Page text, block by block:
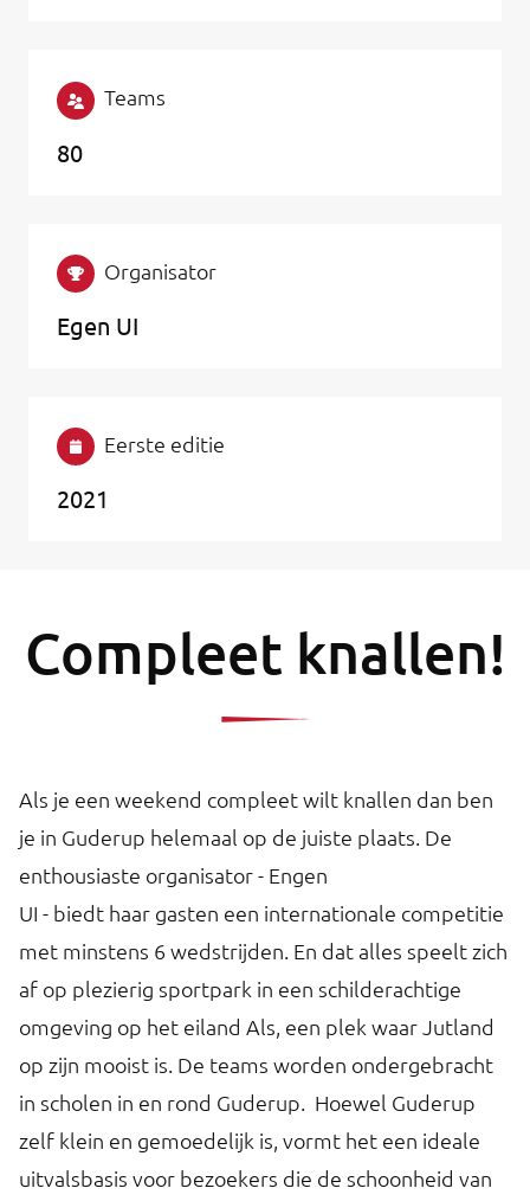
Teams
80
Organisator
Egen UI
Eerste editie
2021
Compleet knallen!
Als je een weekend compleet wilt knallen dan ben
je in Guderup helemaal op de juiste plaats. De
enthousiaste organisator - Engen
UI - biedt haar gasten een internationale competitie
met minstens 6 wedstrijden. En dat alles speelt zich
af op plezierig sportpark in een schilderachtige
omgeving op het eiland Als, een plek waar Jutland
op zijn mooist is. De teams worden ondergebracht
in scholen in en rond Guderup. Hoewel Guderup
zelf klein en gemoedelijk is, vormt het een ideale
uitvalsbasis voor bezoekers die de schoonheid van